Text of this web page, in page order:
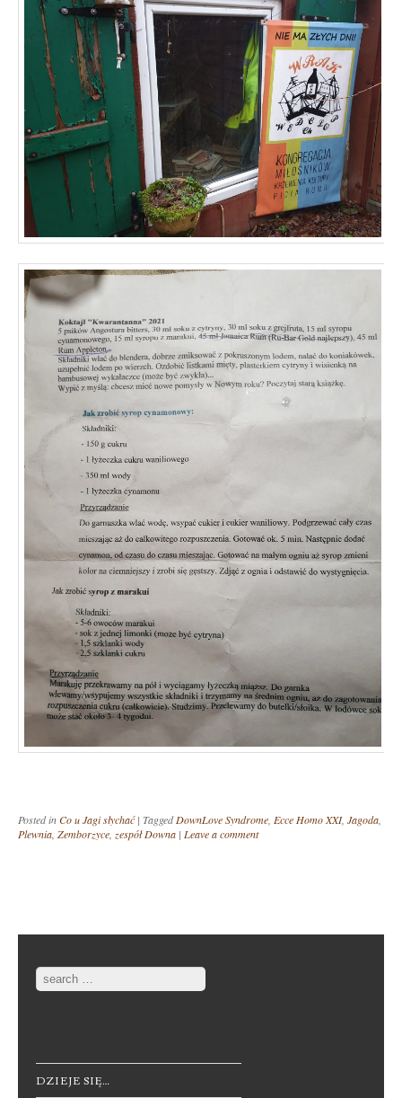
Posted inCo u Jagi słychać | TaggedDownLove Syndrome Ecce Homo XXI, Jagoda
Plewnia Zemborzyce zespół Downa | Leave a comment
Post navigation
Search
DZIEJE SIĘ…